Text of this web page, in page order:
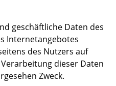
geschäftliche Daten des
Internetangebotes
des Nutzers auf
dieser Daten
Zweck.